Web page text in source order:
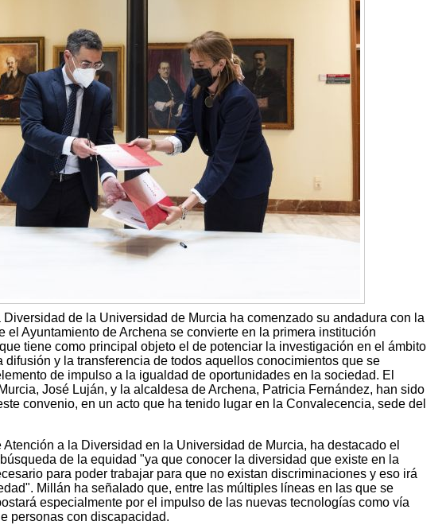
Diversidad de la Universidad de Murcia ha comenzado su andadura con la
el Ayuntamiento de Archena se convierte en la primera institución
tiene como principal objeto el de potenciar la investigación en el ámbito
difusión y la transferencia de todos aquellos conocimientos que se
de impulso a la igualdad de oportunidades en la sociedad. El
José Luján, y la alcaldesa de Archena, Patricia Fernández, han sido
convenio, en un acto que ha tenido lugar en la Convalecencia, sede del
a la Diversidad en la Universidad de Murcia, ha destacado el
de la equidad "ya que conocer la diversidad que existe en la
para poder trabajar para que no existan discriminaciones y eso irá
Millán ha señalado que, entre las múltiples líneas en las que se
especialmente por el impulso de las nuevas tecnologías como vía
personas con discapacidad.